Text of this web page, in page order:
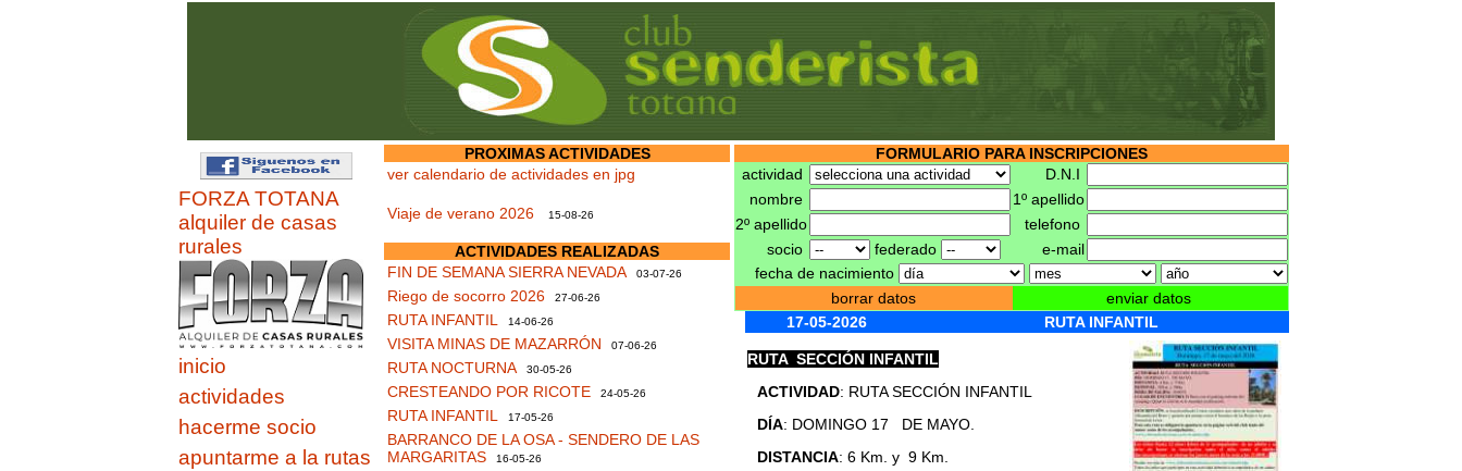
FORZA TOTANA
alquiler de casas
rurales
inicio
actividades
hacerme socio
apuntarme a la rutas
PROXIMAS ACTIVIDADES
ver calendario de actividades en jpg
Viaje de verano 2026 15-08-26
ACTIVIDADES REALIZADAS
FIN DE SEMANA SIERRA NEVADA 03-07-26
Riego de socorro 2026 27-06-26
RUTA INFANTIL 14-06-26
VISITA MINAS DE MAZARRÓN 07-06-26
RUTA NOCTURNA 30-05-26
CRESTEANDO POR RICOTE 24-05-26
RUTA INFANTIL 17-05-26
BARRANCO DE LA OSA - SENDERO DE LAS
MARGARITAS 16-05-26
FORMULARIO PARA INSCRIPCIONES
actividad
D.N.I
nombre
1º apellido
2º apellido
telefono
socio
federado
e-mail
fecha de nacimiento
borrar datos
enviar datos
17-05-2026
RUTA INFANTIL
RUTA SECCIÓN INFANTIL
ACTIVIDAD: RUTA SECCIÓN INFANTIL
DÍA: DOMINGO 17 DE MAYO.
DISTANCIA: 6 Km. y 9 Km.